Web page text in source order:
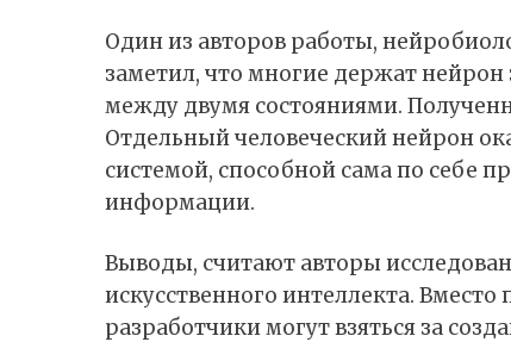
Один из авторов работы,
заметил, что многие держат
между двумя состояниями.
Отдельный человеческий нейрон
системой, способной сама по себе
информации.
Выводы, считают авторы
искусственного интеллекта.
разработчики могут взяться за